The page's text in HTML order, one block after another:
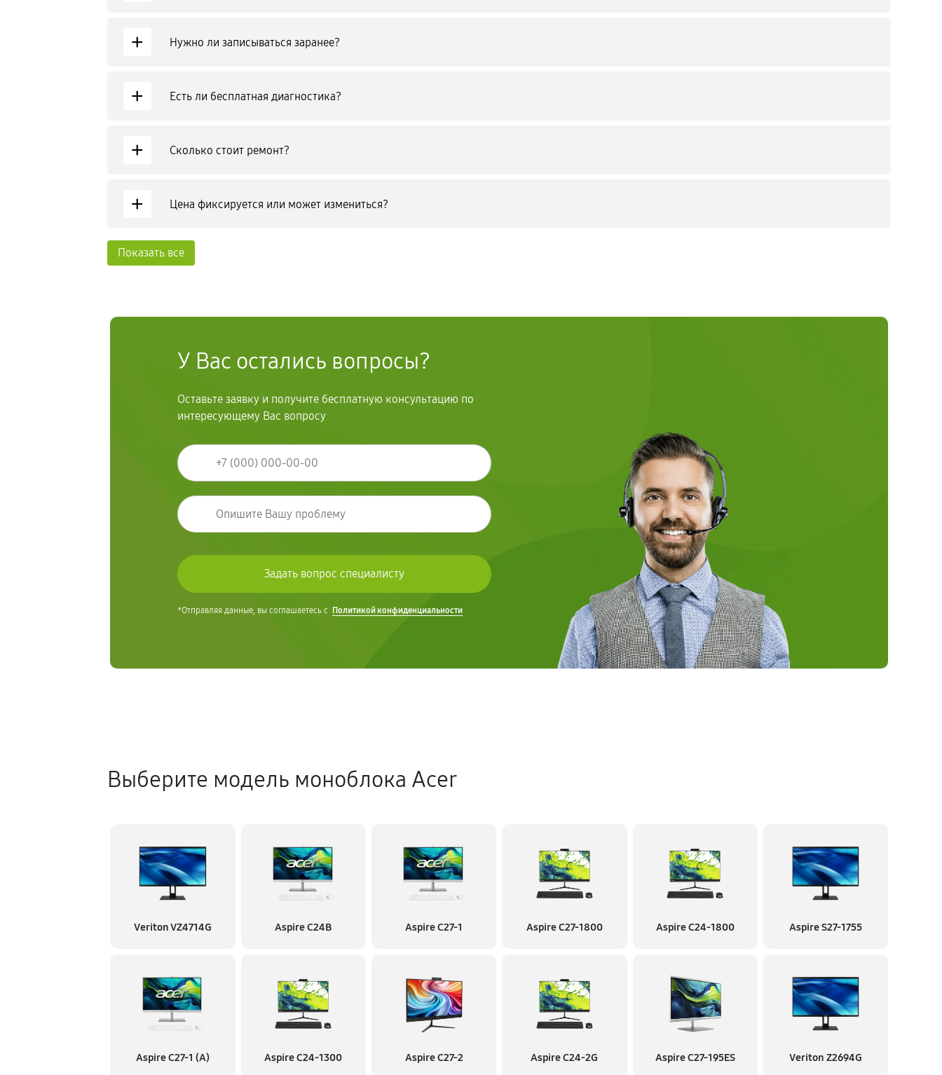
+ Нужно ли записываться заранее?
+ Есть ли бесплатная диагностика?
+ Сколько стоит ремонт?
+ Цена фиксируется или может измениться?
Показать все
У Вас остались вопросы?
Оставьте заявку и получите бесплатную консультацию по
интересующему Вас вопросу
*Отправляя данные, вы соглашаетесь с Политикой конфиденциальности
Выберите модель моноблока Acer
Veriton VZ4714G Aspire C24B Aspire C27-1 Aspire C27-1800 Aspire C24-1800 Aspire S27-1755
Aspire C27-1 (A) Aspire C24-1300 Aspire C27-2 Aspire C24-2G Aspire C27-195ES Veriton Z2694G